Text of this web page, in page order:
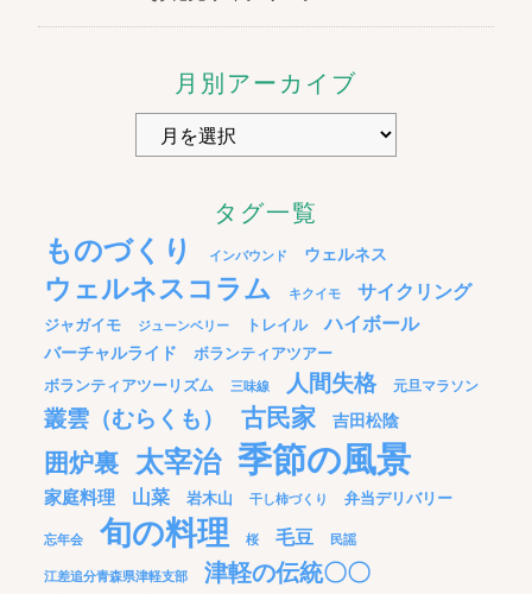
月別アーカイブ
タグ一覧
ものづくり インバウンド ウェルネス
ウェルネスコラム キクイモ サイクリング
ジャガイモ ジューンベリー トレイル ハイボール
バーチャルライド
ボランティアツアー
ボランティアツーリズム
三味線 人間失格 元旦マラソン
叢雲（むらくも） 古民家 吉田松陰
囲炉裏 太宰治 季節の風景
家庭料理 山菜 岩木山 干し柿づくり 弁当デリバリー
忘年会 旬の料理 桜 毛豆 民謡
江差追分青森県津軽支部
津軽の伝統〇〇